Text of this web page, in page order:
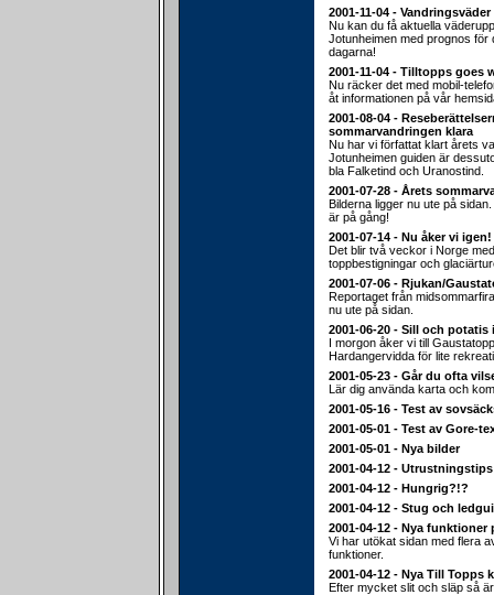
2001-11-04 -
Nu kan du få aktuella
Jotunheimen med prognos för
dagarna!
2001-11-04 - Tilltopps goes
Nu räcker det med mobil-
åt informationen på vår
2001-08-04 -
sommarvandringen klara
Nu har vi författat klart årets
Jotunheimen guiden är
bla Falketind och Uranostind.
2001-07-28 - Årets
Bilderna ligger nu ute på
är på gång!
2001-07-14 - Nu åker vi igen!
Det blir två veckor i Norge
toppbestigningar och
2001-07-06 - Rjukan/
Reportaget från
nu ute på sidan.
2001-06-20 - Sill och potatis
I morgon åker vi till
Hardangervidda för lite
2001-05-23 - Går du ofta
Lär dig använda karta och
2001-05-16 - Test av
2001-05-01 - Test av Gore-
2001-05-01 - Nya bilder
2001-04-12 -
2001-04-12 - Hungrig?!?
2001-04-12 - Stug och
2001-04-12 - Nya funktioner
Vi har utökat sidan med flera
funktioner.
2001-04-12 - Nya Till Topps
Efter mycket slit och släp så